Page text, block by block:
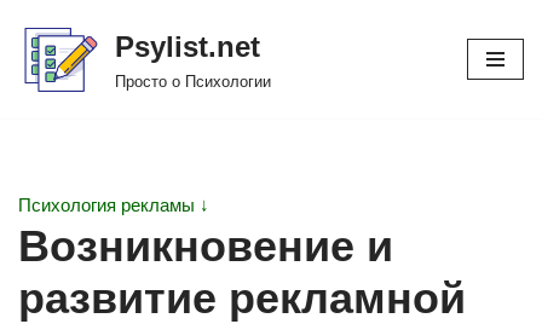
Перейти
Psylist.net
Просто о Психологии
Психология рекламы ↓
Возникновение и
развитие рекламной